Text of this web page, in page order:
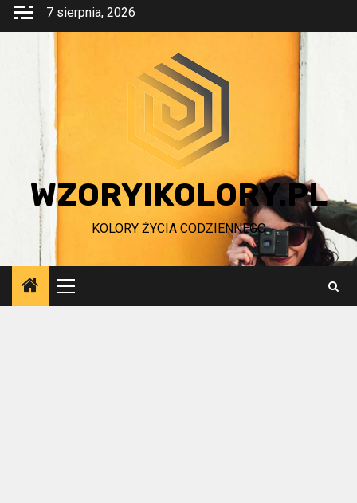
Przejdź
7 sierpnia, 2026
WZORYIKOLORY.PL
KOLORY ŻYCIA CODZIENNEGO
Menu
główne